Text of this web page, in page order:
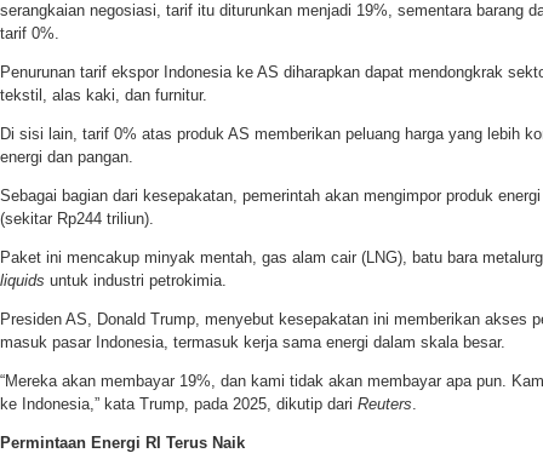
serangkaian negosiasi, tarif itu diturunkan menjadi 19%, sementara barang
tarif 0%.
Penurunan tarif ekspor Indonesia ke AS diharapkan dapat mendongkrak
tekstil, alas kaki, dan furnitur.
Di sisi lain, tarif 0% atas produk AS memberikan peluang harga yang lebih
energi dan pangan.
Sebagai bagian dari kesepakatan, pemerintah akan mengimpor produk
(sekitar Rp244 triliun).
Paket ini mencakup minyak mentah, gas alam cair (LNG), batu bara
liquids untuk industri petrokimia.
Presiden AS, Donald Trump, menyebut kesepakatan ini memberikan akses
masuk pasar Indonesia, termasuk kerja sama energi dalam skala besar.
“Mereka akan membayar 19%, dan kami tidak akan membayar apa pun.
ke Indonesia,” kata Trump, pada 2025, dikutip dari Reuters.
Permintaan Energi RI Terus Naik